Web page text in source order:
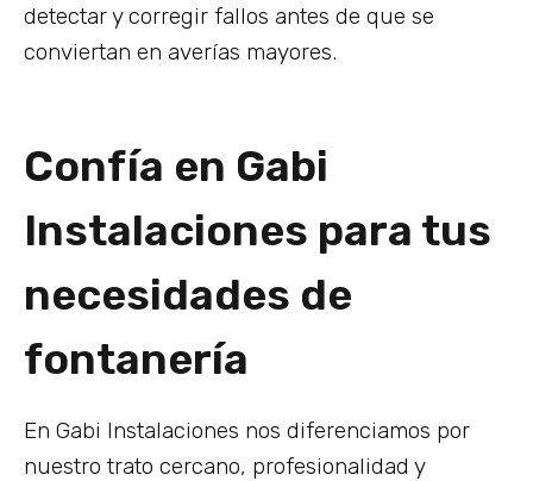
detectar y corregir fallos antes de que se
conviertan en averías mayores.
Confía en Gabi
Instalaciones para tus
necesidades de
fontanería
En Gabi Instalaciones nos diferenciamos por
nuestro trato cercano, profesionalidad y